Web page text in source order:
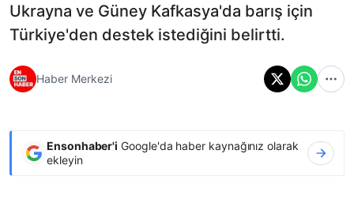
Ukrayna ve Güney Kafkasya'da barış için
Türkiye'den destek istediğini belirtti.
Haber Merkezi
Ensonhaber'i Google'da haber kaynağınız olarak
ekleyin